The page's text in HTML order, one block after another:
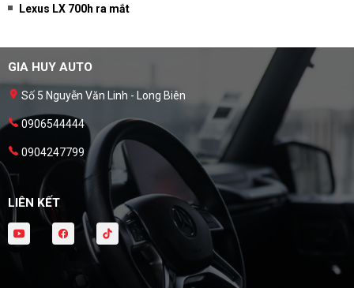
Lexus LX 700h ra mắt
GIA HUY AUTO
Số 5 Nguyễn Văn Linh - Long Biên
0906544444
0904247799
LIÊN KẾT